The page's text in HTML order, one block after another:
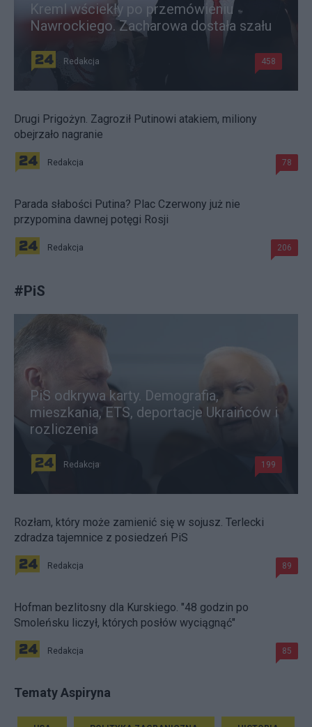
Kreml wściekły po przemówieniu
Nawrockiego. Zacharowa dostała szału
Redakcja 458
Drugi Prigożyn. Zagroził Putinowi atakiem, miliony
obejrzało nagranie
Redakcja 78
Parada słabości Putina? Plac Czerwony już nie
przypomina dawnej potęgi Rosji
Redakcja 206
#PiS
PiS odkrywa karty. Demografia,
mieszkania, ETS, deportacje Ukraińców i
rozliczenia
Redakcja 199
Rozłam, który może zamienić się w sojusz. Terlecki
zdradza tajemnice z posiedzeń PiS
Redakcja 89
Hofman bezlitosny dla Kurskiego. "48 godzin po
Smoleńsku liczył, których posłów wyciągnąć"
Redakcja 85
Tematy Aspiryna